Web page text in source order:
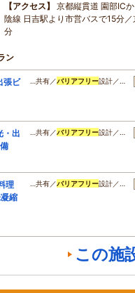
アクセス
京都縦貫道 園部IC
陰線 日吉駅より市営バスで15分
分
ン
張ビ
…共有／バリアフリー設計／…
・出
…共有／バリアフリー設計／…
理
縮
…共有／バリアフリー設計／…
この施